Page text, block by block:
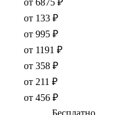
от 6875 ₽
от 133 ₽
от 995 ₽
от 1191 ₽
от 358 ₽
от 211 ₽
от 456 ₽